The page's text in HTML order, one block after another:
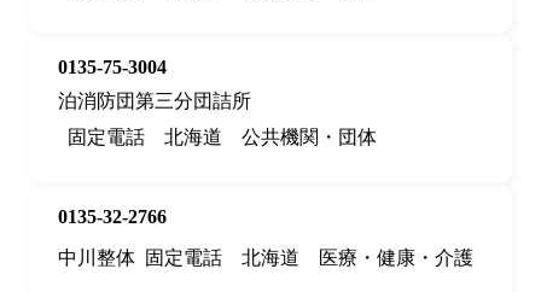
0135-75-3004
泊消防団第三分団詰所
固定電話
北海道 公共機関・団体
0135-32-2766
中川整体 固定電話 北海道 医療・健康・介護